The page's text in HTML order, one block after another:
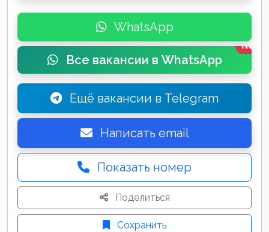
WhatsApp
Все вакансии в WhatsApp
New
Ещё вакансии в Telegram
Написать email
Показать номер
Поделиться
Сохранить